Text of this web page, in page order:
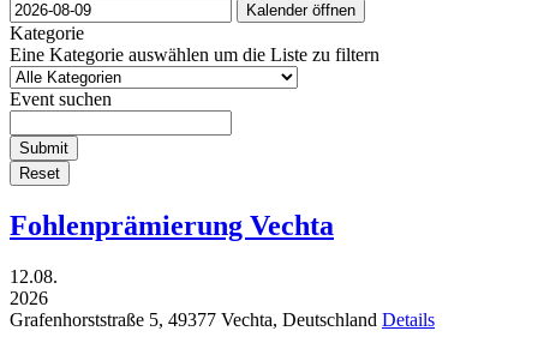
Kalender öffnen
Kategorie
Eine Kategorie auswählen um die Liste zu filtern
Event suchen
Submit
Reset
Fohlenprämierung Vechta
12.08.
2026
Grafenhorststraße 5, 49377 Vechta, Deutschland Details